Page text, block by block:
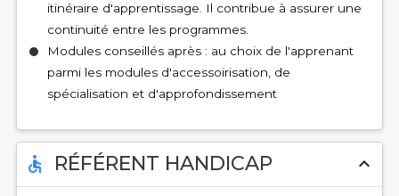
itinéraire d'apprentissage. Il contribue à assurer une
continuité entre les programmes.
Modules conseillés après : au choix de l'apprenant
parmi les modules d'accessoirisation, de
spécialisation et d'approfondissement
accessible RÉFÉRENT HANDICAP expand_less